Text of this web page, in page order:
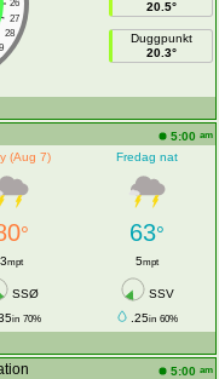
26
27
28
20.5°
Duggpunkt
20.3°
5:00 am
(Aug 7) Fredag nat
° 63°
3mpt 5mpt
SSØ
SSV
in 70% .25in 60%
5:00 am